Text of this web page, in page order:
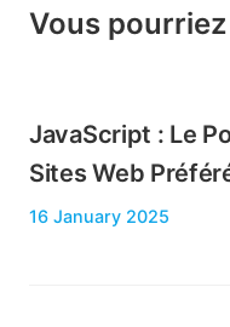
Vous
JavaScript : Le
Sites Web
16 January 2025